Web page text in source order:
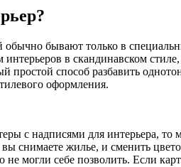
бывают только в
в скандинавском
простой способ разбавить
оформления.
с надписями для интерьера, то
снимаете жилье, и сменить
могли себе позволить. Если